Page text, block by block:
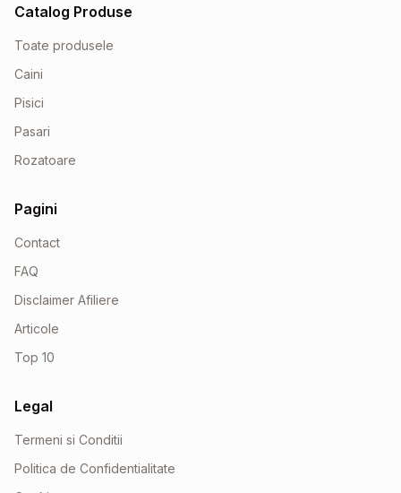
Catalog Produse
Toate produsele
Caini
Pisici
Pasari
Rozatoare
Pagini
Contact
FAQ
Disclaimer Afiliere
Articole
Top 10
Legal
Termeni si Conditii
Politica de Confidentialitate